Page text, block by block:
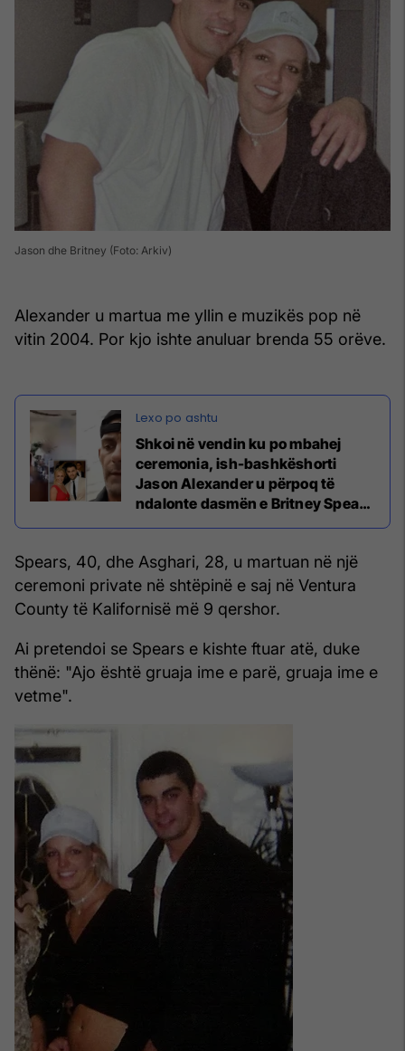
Jason dhe Britney (Foto: Arkiv)
Alexander u martua me yllin e muzikës pop në
vitin 2004. Por kjo ishte anuluar brenda 55 orëve.
Shkoi në vendin ku po mbahej
ceremonia, ish-bashkëshorti
Jason Alexander u përpoq të
ndalonte dasmën e Britney Spears
Spears, 40, dhe Asghari, 28, u martuan në një
ceremoni private në shtëpinë e saj në Ventura
County të Kalifornisë më 9 qershor.
Ai pretendoi se Spears e kishte ftuar atë, duke
thënë: "Ajo është gruaja ime e parë, gruaja ime e
vetme".